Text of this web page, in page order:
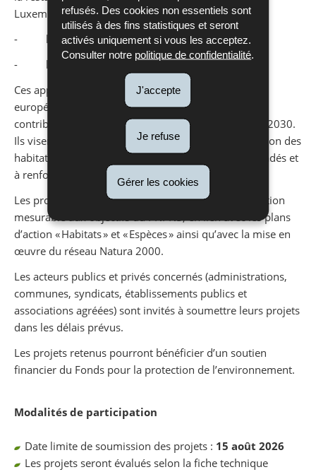
refusés. Des cookies non essentiels sont
utilisés à des fins statistiques et seront
activés uniquement si vous les acceptez.
Consulter notre politique de confidentialité
J'accepte
Je refuse
Gérer les cookies
Luxembourg :
- l’appel à projets « Herbages 2026 »
- l’appel à projets « Zones humides 2026 »
Ces appels s’inscrivent dans le cadre du règlement
européen relatif à la restauration de la nature et
contribuent à atteindre les objectifs fixés à l’horizon 2030.
Ils visent notamment à améliorer l’état de conservation des
habitats et des espèces, à restaurer les milieux dégradés et
à renforcer la connectivité écologique.
Les projets proposés devront apporter une contribution
mesurable aux objectifs du PNPN3, en lien avec les plans
d’action « Habitats » et « Espèces » ainsi qu’avec la mise en
œuvre du réseau Natura 2000.
Les acteurs publics et privés concernés (administrations,
communes, syndicats, établissements publics et
associations agréées) sont invités à soumettre leurs projets
dans les délais prévus.
Les projets retenus pourront bénéficier d’un soutien
financier du Fonds pour la protection de l’environnement.
Modalités de participation
Date limite de soumission des projets : 15 août 2026
Les projets seront évalués selon la fiche technique